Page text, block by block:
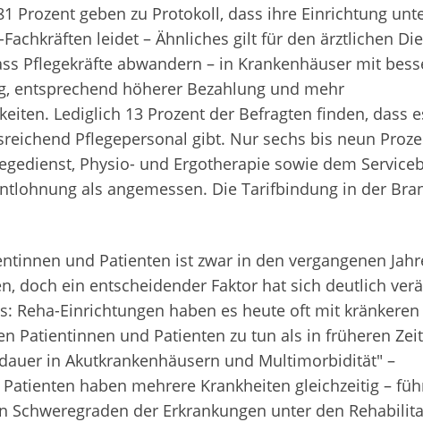
Prozent geben zu Protokoll, dass ihre Einrichtung
Fachkräften leidet – Ähnliches gilt für den ärztlichen
Pflegekräfte abwandern – in Krankenhäuser mit
entsprechend höherer Bezahlung und mehr
Lediglich 13 Prozent der Befragten finden, dass
Pflegepersonal gibt. Nur sechs bis neun
Physio- und Ergotherapie sowie dem
als angemessen. Die Tarifbindung in der
und Patienten ist zwar in den vergangenen
doch ein entscheidender Faktor hat sich deutlich
Reha-Einrichtungen haben es heute oft mit
Patientinnen und Patienten zu tun als in früheren
in Akutkrankenhäusern und Multimorbidität" –
haben mehrere Krankheiten gleichzeitig –
Schweregraden der Erkrankungen unter den